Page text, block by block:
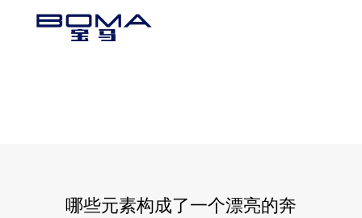
哪些元素构成了一个漂亮的奔